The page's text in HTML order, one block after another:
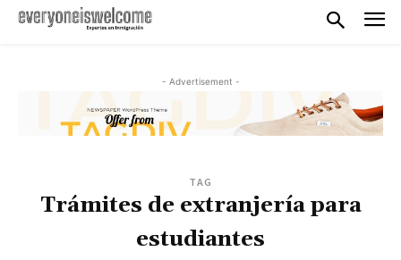
- Advertisement -
TAG
Trámites de extranjería para
estudiantes